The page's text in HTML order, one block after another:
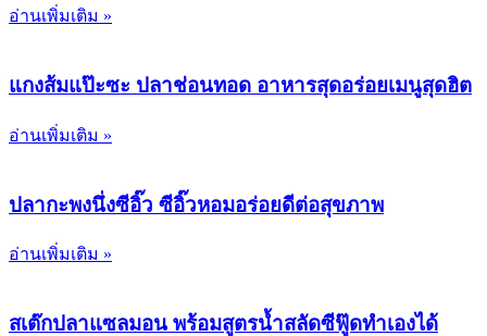
อ่านเพิ่มเติม »
แกงส้มแป๊ะซะ ปลาช่อนทอด อาหารสุดอร่อยเมนูสุดฮิต
อ่านเพิ่มเติม »
ปลากะพงนึ่งซีอิ๊ว ซีอิ๊วหอมอร่อยดีต่อสุขภาพ
อ่านเพิ่มเติม »
สเต๊กปลาแซลมอน พร้อมสูตรน้ำสลัดซีฟู๊ดทำเองได้